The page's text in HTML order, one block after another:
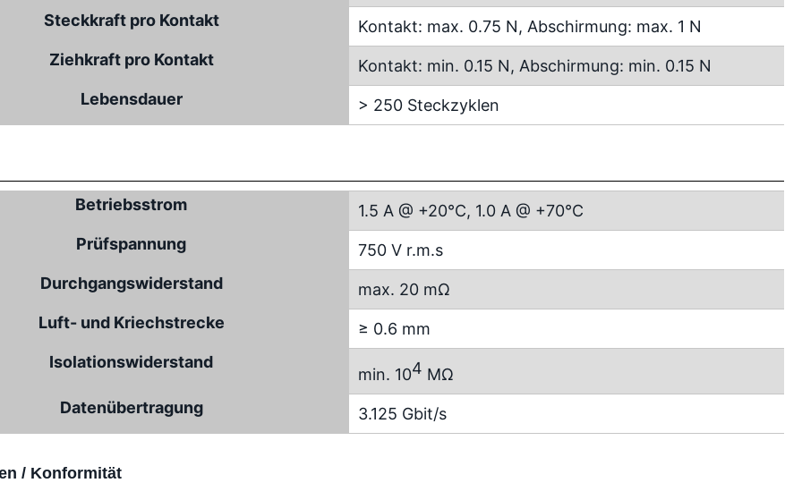
Steckkraft pro Kontakt
Kontakt: max. 0.75 N, Abschirmung: max. 1 N
Ziehkraft pro Kontakt
Kontakt: min. 0.15 N, Abschirmung: min. 0.15 N
Lebensdauer
> 250 Steckzyklen
Betriebsstrom
1.5 A @ +20°C, 1.0 A @ +70°C
Prüfspannung
750 V r.m.s
Durchgangswiderstand
max. 20 mΩ
Luft- und Kriechstrecke
≥ 0.6 mm
Isolationswiderstand
min. 104 MΩ
Datenübertragung
3.125 Gbit/s
/ Konformität